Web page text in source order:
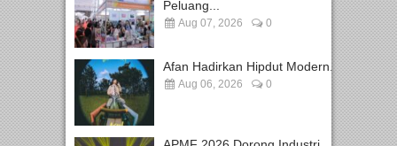
Peluang...
Aug 07, 2026 0
Afan Hadirkan Hipdut Modern...
Aug 06, 2026 0